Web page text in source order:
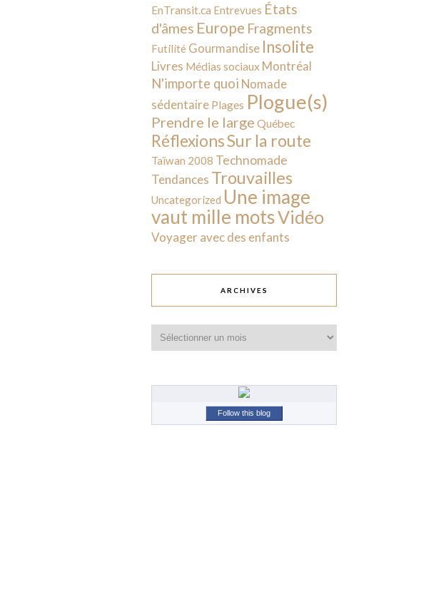
EnTransit.ca Entrevues États
d'âmes Europe Fragments
Futilité Gourmandise Insolite
Livres Médias sociaux Montréal
N'importe quoi Nomade
sédentaire Plages Plogue(s)
Prendre le large Québec
RéflexionsSur la route
Taïwan 2008 Technomade
Tendances Trouvailles
Uncategorized Une image
vaut mille motsVidéo
Voyager avec des enfants
ARCHIVES
Follow this blog